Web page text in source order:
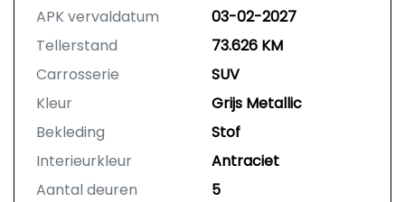
APK vervaldatum
03-02-2027
Tellerstand
73.626 KM
Carrosserie
SUV
Kleur
Grijs Metallic
Bekleding
Stof
Interieurkleur
Antraciet
Aantal deuren
5